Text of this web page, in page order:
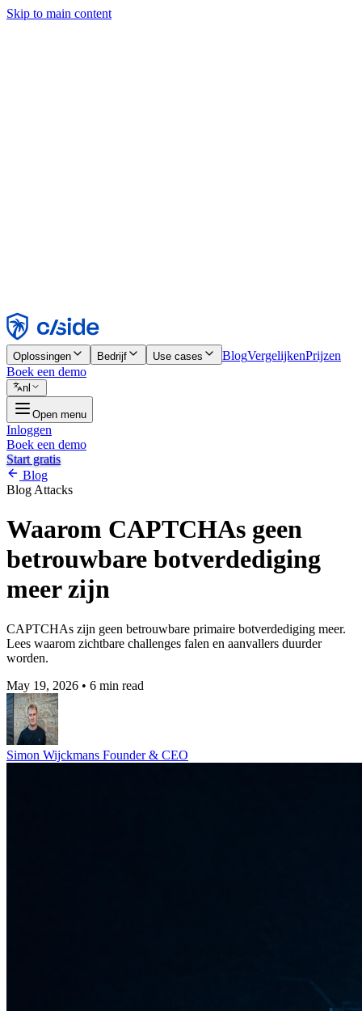
Skip to main content
Weigeren
Oplossingen Bedrijf Use cases BlogVergelijkenPrijzen
Boek een demo
nl
Open menu
Inloggen
Boek een demo
Start gratis
Blog
Blog Attacks
Waarom CAPTCHAs geen
betrouwbare botverdediging
meer zijn
CAPTCHAs zijn geen betrouwbare primaire botverdediging meer.
Lees waarom zichtbare challenges falen en aanvallers duurder
worden.
May 19, 2026 • 6 min read
Simon Wijckmans Founder & CEO